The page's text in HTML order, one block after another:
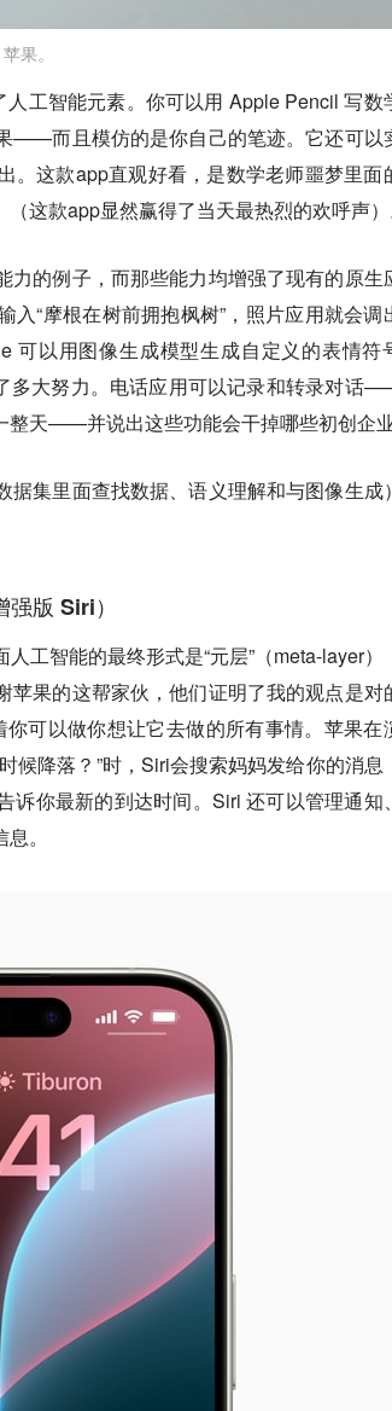
果。
工智能元素。你可以用 Apple Pencil 写数
——而且模仿的是你自己的笔迹。它还可以
。这款app直观好看，是数学老师噩梦里面
这款app显然赢得了当天最热烈的欢呼声）
的例子，而那些能力均增强了现有的原生
“摩根在树前拥抱枫树”，照片应用就会调
以用图像生成模型生成自定义的表情符
多大努力。电话应用可以记录和转录对话
天——并说出这些功能会干掉哪些初创企业
集里面查找数据、语义理解和与图像生成
版 Siri）
工智能的最终形式是“元层”（meta-layer）
果的这帮家伙，他们证明了我的观点是对
可以做你想让它去做的所有事情。苹果在
候降落？”时，Siri会搜索妈妈发给你的消息
诉你最新的到达时间。Siri 还可以管理通知
。